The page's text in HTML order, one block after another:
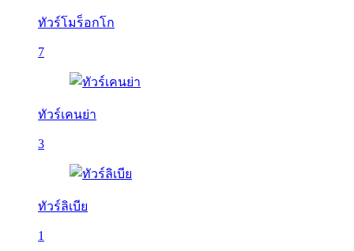
ทัวร์โมร็อกโก
7
ทัวร์เคนย่า
3
ทัวร์ลิเบีย
1